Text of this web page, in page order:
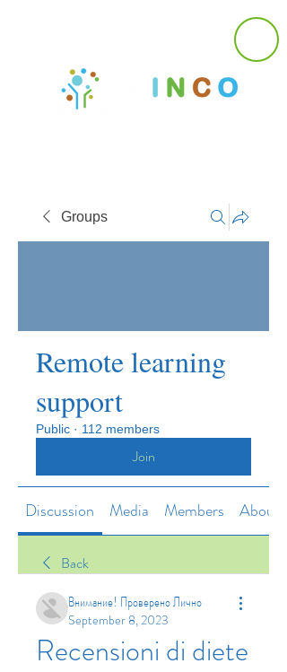
Groups
Remote learning
support
Public · 112 members
Join
Discussion Media Members About
Back
Внимание! Проверено Лично
September 8, 2023
Recensioni di diete